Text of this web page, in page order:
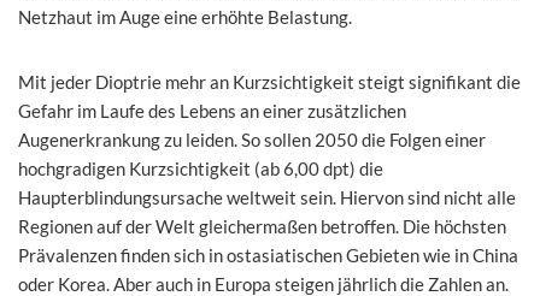
Netzhaut im Auge eine erhöhte Belastung.
Mit jeder Dioptrie mehr an Kurzsichtigkeit steigt signifikant die
Gefahr im Laufe des Lebens an einer zusätzlichen
Augenerkrankung zu leiden. So sollen 2050 die Folgen einer
hochgradigen Kurzsichtigkeit (ab 6,00 dpt) die
Haupterblindungsursache weltweit sein. Hiervon sind nicht alle
Regionen auf der Welt gleichermaßen betroffen. Die höchsten
Prävalenzen finden sich in ostasiatischen Gebieten wie in China
oder Korea. Aber auch in Europa steigen jährlich die Zahlen an.